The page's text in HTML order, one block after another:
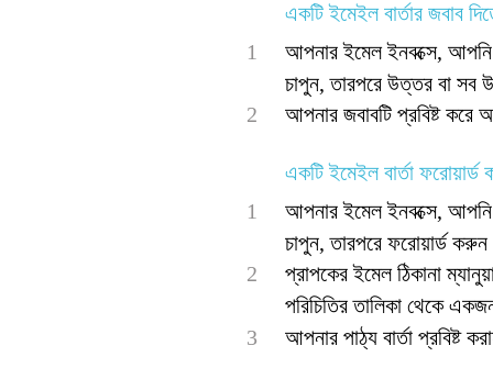
একটি ইমেইল বার্তার জবাব
1
আপনার ইমেল ইনবক্সে, আপনি
চাপুন, তারপরে উত্তর বা
2
আপনার জবাবটি প্রবিষ্ট করে
একটি ইমেইল বার্তা ফরোয়ার্ড
1
আপনার ইমেল ইনবক্সে, আপনি
চাপুন, তারপরে ফরোয়ার্ড
2
প্রাপকের ইমেল ঠিকানা
পরিচিতির তালিকা থেকে
3
আপনার পাঠ্য বার্তা প্রবিষ্ট